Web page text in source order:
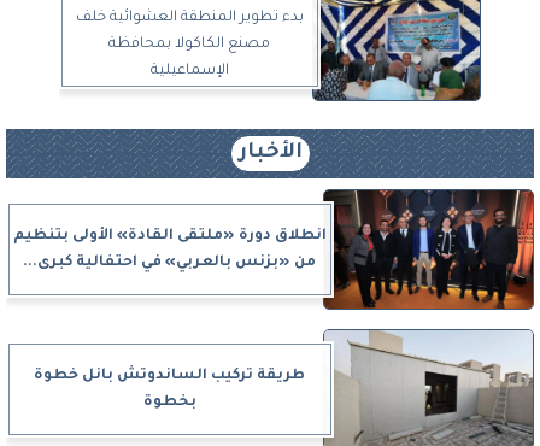
بدء تطوير المنطقة العشوائية خلف
مصنع الكاكولا بمحافظة
الإسماعيلية
الأخبار
انطلاق دورة «ملتقى القادة» الأولى بتنظيم
من «بزنس بالعربي» في احتفالية كبرى...
طريقة تركيب الساندوتش بانل خطوة
بخطوة